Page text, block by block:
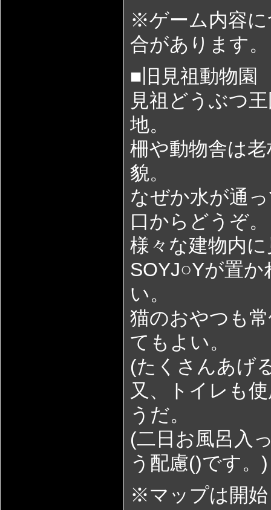
※ゲーム内容に
合があります。
■旧見祖動物園
見祖どうぶつ
地。
柵や動物舎は
貌。
なぜか水が通
口からどうぞ。
様々な建物内
SOYJ○Yが置
い。
猫のおやつも
てもよい。
(たくさんあげ
又、トイレも
うだ。
(二日お風呂入
う配慮()です。)
※マップは開